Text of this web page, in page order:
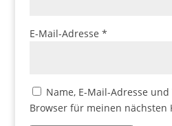
E-Mail-Adresse *
Name, E-Mail-Adresse
Browser für meinen nächsten